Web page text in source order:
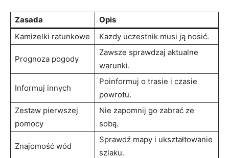
Zasada
Opis
Kamizelki ratunkowe
Kazdy uczestnik musi ją nosić.
Prognoza pogody
Zawsze sprawdzaj aktualne
warunki.
Informuj innych
Poinformuj o trasie i czasie
powrotu.
Zestaw pierwszej
pomocy
Nie zapomnij go zabrać ze
sobą.
Znajomość wód
Sprawdź mapy i ukształtowanie
szlaku.